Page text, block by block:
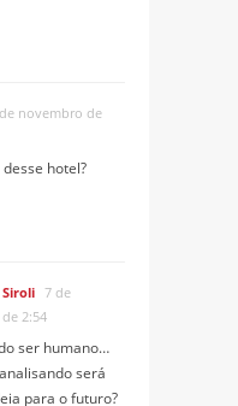
novembro de
hotel?
7 de
2:54
ser humano…
será
para o futuro?